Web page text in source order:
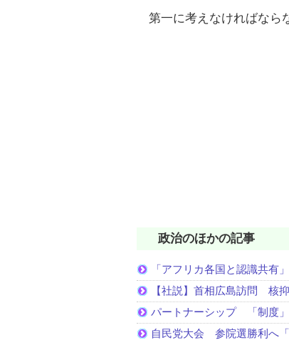
第一に考えなければなら
政治のほかの記事
「アフリカ各国と認識共
【社説】首相広島訪問 核
パートナーシップ 「制度
自民党大会 参院選勝利へ「